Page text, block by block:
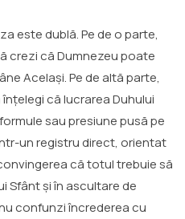
este dublă. Pe de o parte,
crezi că Dumnezeu poate
Același. Pe de altă parte,
că lucrarea Duhului
sau presiune pusă pe
un registru direct, orientat
că totul trebuie să
Sfânt și în ascultare de
confunzi încrederea cu